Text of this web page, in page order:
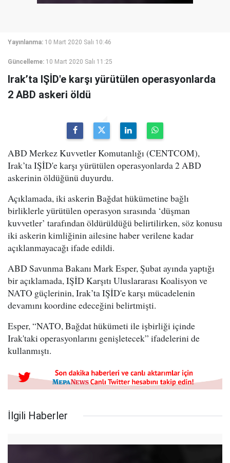
Yayınlanma: 10 Mart 2020 Salı 10:46
Güncelleme: 10 Mart 2020 Salı 11:25
Irak’ta IŞİD'e karşı yürütülen operasyonlarda
2 ABD askeri öldü
ABD Merkez Kuvvetler Komutanlığı (CENTCOM),
Irak’ta IŞİD'e karşı yürütülen operasyonlarda 2 ABD
askerinin öldüğünü duyurdu.
Açıklamada, iki askerin Bağdat hükümetine bağlı
birliklerle yürütülen operasyon sırasında ‘düşman
kuvvetler’ tarafından öldürüldüğü belirtilirken, söz konusu
iki askerin kimliğinin ailesine haber verilene kadar
açıklanmayacağı ifade edildi.
ABD Savunma Bakanı Mark Esper, Şubat ayında yaptığı
bir açıklamada, IŞİD Karşıtı Uluslararası Koalisyon ve
NATO güçlerinin, Irak’ta IŞİD'e karşı mücadelenin
devamını koordine edeceğini belirtmişti.
Esper, “NATO, Bağdat hükümeti ile işbirliği içinde
Irak'taki operasyonlarını genişletecek” ifadelerini de
kullanmıştı.
İlgili Haberler